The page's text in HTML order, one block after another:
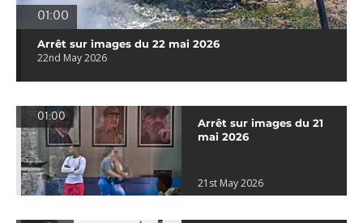
01:00
Arrêt sur images du 22 mai 2026
22nd May 2026
01:00
Arrêt sur images du 21
mai 2026
21st May 2026